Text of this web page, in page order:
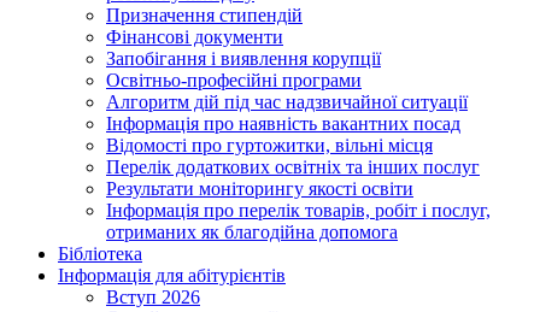
Призначення стипендій
Фінансові документи
Запобігання і виявлення корупції
Освітньо-професійні програми
Алгоритм дій під час надзвичайної ситуації
Інформація про наявність вакантних посад
Відомості про гуртожитки, вільні місця
Перелік додаткових освітніх та інших послуг
Результати моніторингу якості освіти
Інформація про перелік товарів, робіт і послуг,
отриманих як благодійна допомога
Бібліотека
Інформація для абітурієнтів
Вступ 2026